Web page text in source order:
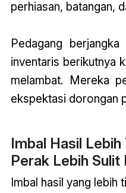
perhiasan, batangan,
Pedagang
inventaris berikutnya
melambat. Mereka
ekspektasi dorongan
Imbal Hasil
Perak Lebih Sulit
Imbal hasil yang lebih